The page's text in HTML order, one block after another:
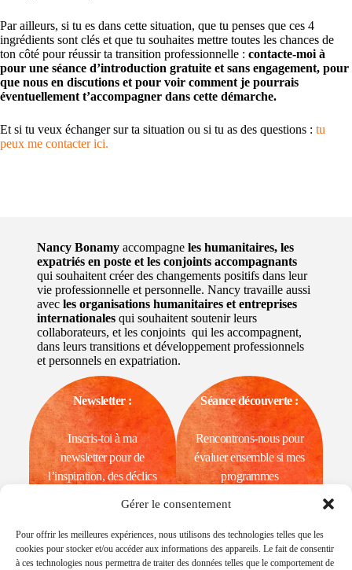
Gérer le consentement
Pour offrir les meilleures expériences, nous utilisons des technologies telles que les
cookies pour stocker et/ou accéder aux informations des appareils. Le fait de consentir
à ces technologies nous permettra de traiter des données telles que le comportement de
Par ailleurs, si tu es dans cette situation, que tu penses que ces 4
ingrédients sont clés et que tu souhaites mettre toutes les chances de
ton côté pour réussir ta transition professionnelle : contacte-moi à
pour une séance d’introduction gratuite et sans engagement, pour
que nous en discutions et pour voir comment je pourrais
éventuellement t’accompagner dans cette démarche.
Et si tu veux échanger sur ta situation ou si tu as des questions : tu
peux me contacter ici.
Nancy Bonamy accompagne les humanitaires, les
expatriés en poste et les conjoints accompagnants
qui souhaitent créer des changements positifs dans leur
vie professionnelle et personnelle. Nancy travaille aussi
avec les organisations humanitaires et entreprises
internationales qui souhaitent soutenir leurs
collaborateurs, et les conjoints qui les accompagnent,
dans leurs transitions et développement professionnels
et personnels en expatriation.
Newsletter :
Inscris-toi à ma
newsletter pour de
l’inspiration, des déclics
Séance découverte :
​Rencontrons-nous pour
évaluer ensemble si mes
programmes
Je prends
rendez-vous